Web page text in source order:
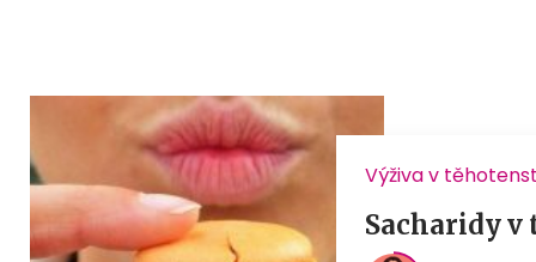
Výživa v
Sacharidy v